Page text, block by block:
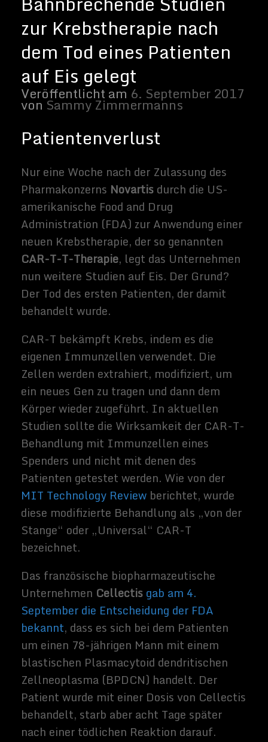
CAR-T-T-Therapie, legt das Unternehmen
nun weitere Studien auf Eis. Der Grund?
Der Tod des ersten Patienten, der damit
behandelt wurde.
CAR-T bekämpft Krebs, indem es die
eigenen Immunzellen verwendet. Die
Zellen werden extrahiert, modifiziert, um
ein neues Gen zu tragen und dann dem
Studien sollte die Wirksamkeit der CAR-T-
Behandlung mit Immunzellen eines
Patienten getestet werden. Wie von der
MIT Technology Review
berichtet, wurde
diese modifizierte Behandlung als „von der
Stange“ oder „Universal“ CAR-T
bezeichnet.
Das französische biopharmazeutische
Unternehmen Cellectis
gab am 4.
September die Entscheidung der FDA
bekannt, dass es sich bei dem Patienten
um einen 78-jährigen Mann mit einem
blastischen Plasmacytoid dendritischen
Zellneoplasma (BPDCN) handelt. Der
behandelt, starb aber acht Tage später
nach einer tödlichen Reaktion darauf.
Die FDA hat auch die CAR-T Studien zur
Leukämie gestoppt.
Weitere Auswirkungen
Cellectis ist nicht das erste Unternehmen,
das einen Patienten während einer seiner
Arzneimittelstudien verloren hat:
Therapeutics
war im vergangenen Jahr
gezwungen,seine Studien nach dem Tod
mehrerer Patienten auf Eis zu legen. Die
FDA ging in sich und ließ die Studien nach
einigen Änderungen wieder zu. Als
zusätzliche Patienten starben, wurde Juno
aufgefordert weitere Tests einzustellen.
Cellectis wird sich inzwischen mit seinen
Investoren auseinandersetzen müssen. Das
Unternehmen sollte auch mit einem
härteren Kampf rechnen, um die Studien
wieder zum Laufen zu bringen. Das wird
sicherlich nicht der letzte Patient sein, der
im Rahmen einer Studie ums leben kommt.